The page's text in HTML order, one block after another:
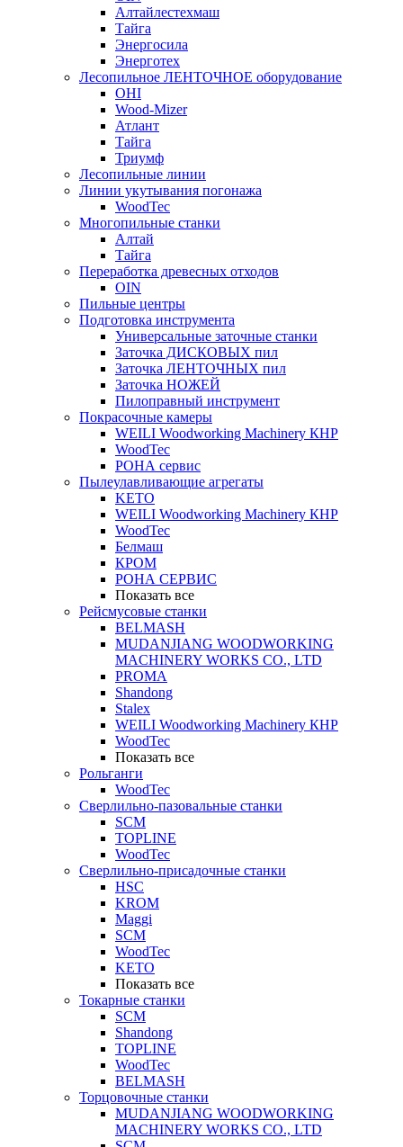
Алтайлестехмаш
Тайга
Энергосила
Энерготех
Лесопильное ЛЕНТОЧНОЕ оборудование
OHI
Wood-Mizer
Атлант
Тайга
Триумф
Лесопильные линии
Линии укутывания погонажа
WoodTec
Многопильные станки
Алтай
Тайга
Переработка древесных отходов
OIN
Пильные центры
Подготовка инструмента
Универсальные заточные станки
Заточка ДИСКОВЫХ пил
Заточка ЛЕНТОЧНЫХ пил
Заточка НОЖЕЙ
Пилоправный инструмент
Покрасочные камеры
WEILI Woodworking Machinery КНР
WoodTec
РОНА сервис
Пылеулавливающие агрегаты
KETO
WEILI Woodworking Machinery КНР
WoodTec
Белмаш
КРОМ
РОНА СЕРВИС
Показать все
Рейсмусовые станки
BELMASH
MUDANJIANG WOODWORKING
MACHINERY WORKS CO., LTD
PROMA
Shandong
Stalex
WEILI Woodworking Machinery КНР
WoodTec
Показать все
Рольганги
WoodTec
Сверлильно-пазовальные станки
SCM
TOPLINE
WoodTec
Сверлильно-присадочные станки
HSC
KROM
Maggi
SCM
WoodTec
KETO
Показать все
Токарные станки
SCM
Shandong
TOPLINE
WoodTec
BELMASH
Торцовочные станки
MUDANJIANG WOODWORKING
MACHINERY WORKS CO., LTD